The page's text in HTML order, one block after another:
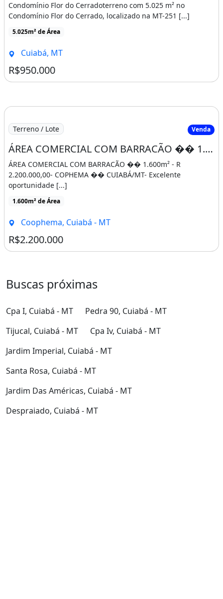
Condomínio Flor do Cerradoterreno com 5.025 m² no
Condomínio Flor do Cerrado, localizado na MT-251 [...]
5.025m² de Área
Cuiabá, MT
R$950.000
Terreno / Lote Venda
ÁREA COMERCIAL COM BARRACÃO �� 1.600m² - R$ 2.200.000,00- COPHEMA
ÁREA COMERCIAL COM BARRACÃO �� 1.600m² - R
2.200.000,00- COPHEMA �� CUIABÁ/MT- Excelente
oportunidade [...]
1.600m² de Área
Coophema, Cuiabá - MT
R$2.200.000
Buscas próximas
Cpa I, Cuiabá - MT
Pedra 90, Cuiabá - MT
Tijucal, Cuiabá - MT
Cpa Iv, Cuiabá - MT
Jardim Imperial, Cuiabá - MT
Santa Rosa, Cuiabá - MT
Jardim Das Américas, Cuiabá - MT
Despraiado, Cuiabá - MT